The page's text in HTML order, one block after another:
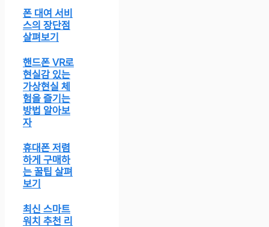
폰 대여 서비
스의 장단점
살펴보기
핸드폰 VR로
현실감 있는
가상현실 체
험을 즐기는
방법 알아보
자
휴대폰 저렴
하게 구매하
는 꿀팁 살펴
보기
최신 스마트
워치 추천 리